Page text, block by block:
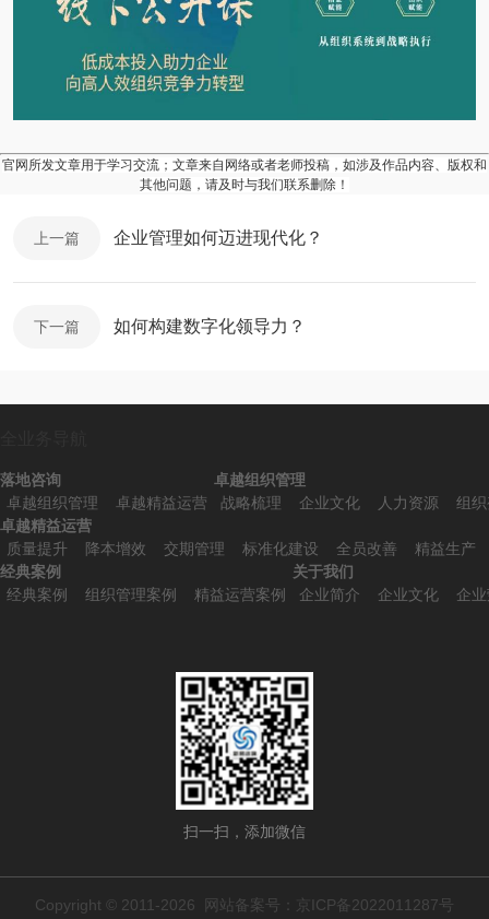
官网所发文章用于学习交流；文章来自网络或者老师投稿，如涉及作品内容、版权和
其他问题，请及时与我们联系删除！
上一篇 企业管理如何迈进现代化？
下一篇 如何构建数字化领导力？
落地咨询
卓越组织管理
卓越精益运营
卓越组织管理
战略梳理
企业文化 人力资源
组
卓越精益运营
质量提升
降本增效 交期管理 标准化建设 全员改善
精益生产
经典案例
经典案例
组织管理案例 精益运营案例
关于我们
企业简介
企业文化 企
扫一扫，添加微信
Copyright © 2011-2026 网站备案号： 京ICP备2022011287号